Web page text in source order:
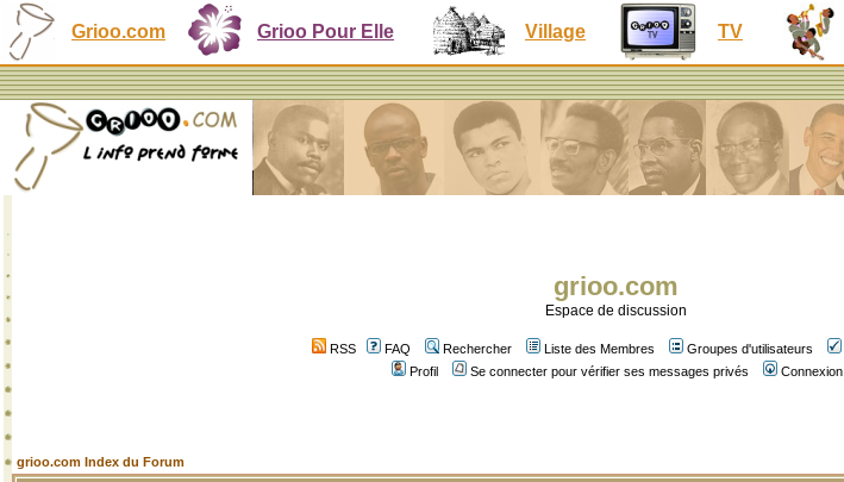
Grioo.com Grioo Pour Elle Village TV
grioo.com
Espace de discussion
RSS FAQ Rechercher Liste des Membres Groupes d'utilisateurs
Profil
Se connecter pour vérifier ses messages privés Connexion
grioo.com Index du Forum